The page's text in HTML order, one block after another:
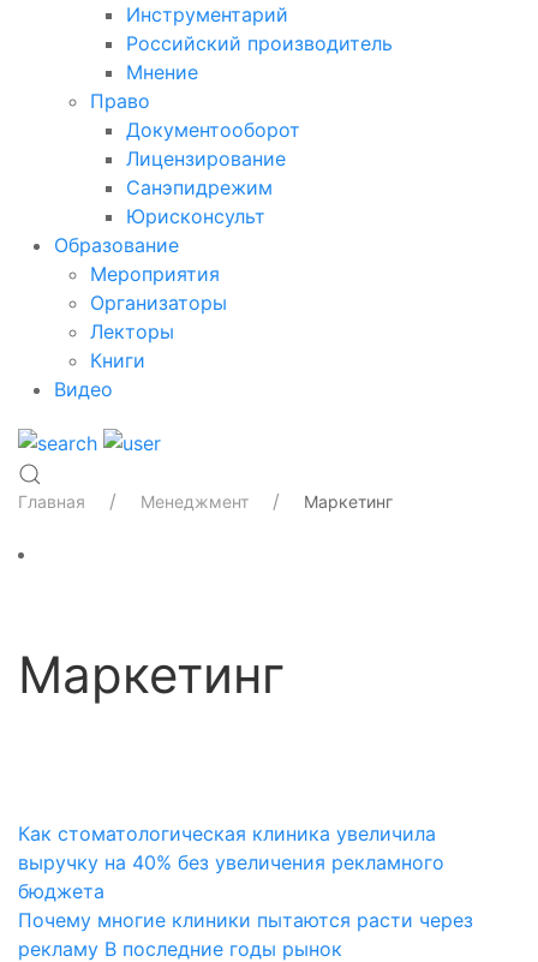
Инструментарий
Российский производитель
Мнение
Право
Документооборот
Лицензирование
Санэпидрежим
Юрисконсульт
Образование
Мероприятия
Организаторы
Лекторы
Книги
Видео
Главная Менеджмент Маркетинг
Маркетинг
Как стоматологическая клиника увеличила
выручку на 40% без увеличения рекламного
бюджета
Почему многие клиники пытаются расти через
рекламу В последние годы рынок